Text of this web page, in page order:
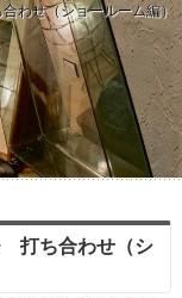
わせ（ショールーム編）
打ち合わせ（シ